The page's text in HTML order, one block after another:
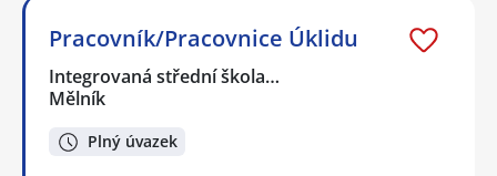
Pracovník/Pracovnice Úklidu
Integrovaná střední škola…
Mělník
Plný úvazek